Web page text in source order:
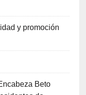
y promoción
Beto